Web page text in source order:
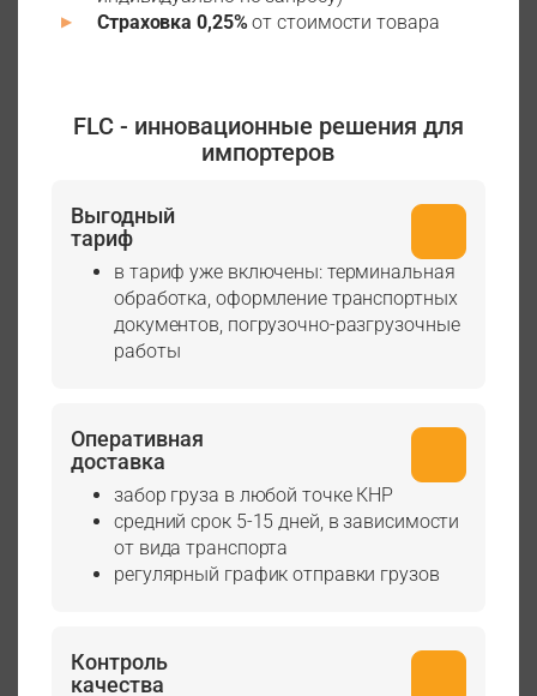
Страховка 0,25%от стоимости товара
FLC - инновационные решения для
импортеров
Выгодный
тариф
в тариф уже включены: терминальная
обработка, оформление транспортных
документов, погрузочно-разгрузочные
работы
Оперативная
доставка
забор груза в любой точке КНР
средний срок 5-15 дней, в зависимости
от вида транспорта
регулярный график отправки грузов
Контроль
качества